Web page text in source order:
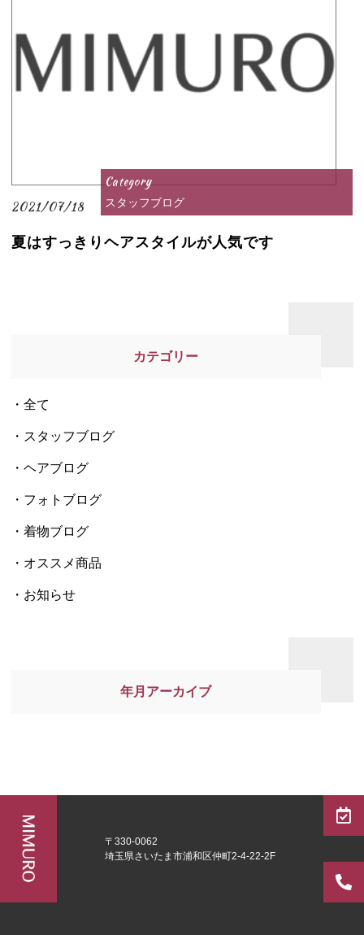
2021/07/18
Category
スタッフブログ
夏はすっきりヘアスタイルが人気です
カテゴリー
全て
スタッフブログ
ヘアブログ
フォトブログ
着物ブログ
オススメ商品
お知らせ
年月アーカイブ
〒330-0062
埼玉県さいたま市浦和区仲町2-4-22-2F